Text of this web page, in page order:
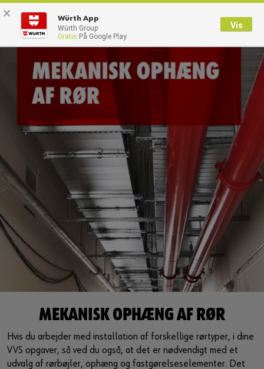
Med brugernavn Log på med kundenummer
Adgangskode
Glemt dit kodeord?
Husk login data
Login
Guide til selvvalgt brugernavn
Tilmeld dig her i tre enkle trin for at bruge alle funktionerne i
shoppen.
MEKANISK OPHÆNG AF RØR
Hvis du arbejder med installation af forskellige rørtyper, i dine
VVS opgaver, så ved du også, at det er nødvendigt med et
udvalg af rørbøjler, ophæng og fastgørelseselementer. Det
× Würth App
Würth Group
Gratis På Google Play
Vis